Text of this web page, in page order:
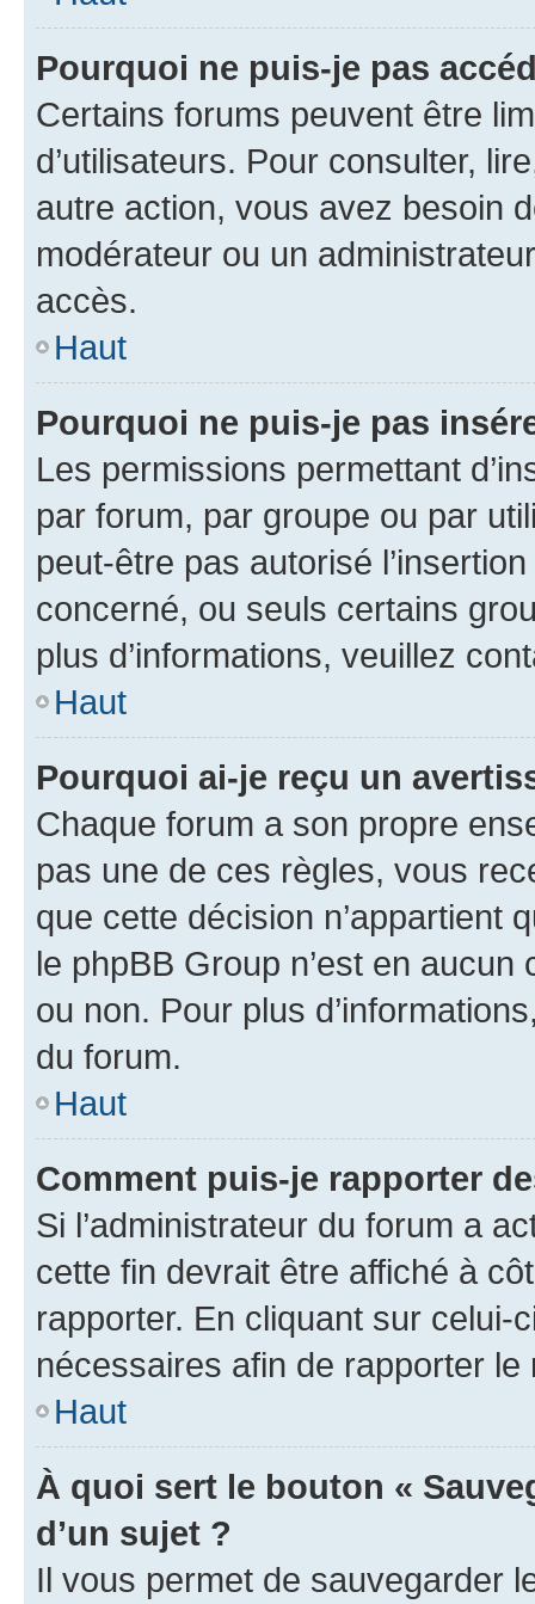
Pourquoi ne puis-je pas
Certains forums peuvent être
d’utilisateurs. Pour consulter,
autre action, vous avez besoin
modérateur ou un
accès.
Haut
Pourquoi ne puis-je pas
Les permissions permettant
par forum, par groupe ou par
peut-être pas autorisé
concerné, ou seuls certains
plus d’informations, veuillez
Haut
Pourquoi ai-je reçu un
Chaque forum a son propre
pas une de ces règles, vous
que cette décision n’appartient
le phpBB Group n’est en
ou non. Pour plus
du forum.
Haut
Comment puis-je rapporter
Si l’administrateur du forum a
cette fin devrait être affiché à
rapporter. En cliquant sur
nécessaires afin de rapporter le
Haut
À quoi sert le bouton «
d’un sujet ?
Il vous permet de sauvegarder